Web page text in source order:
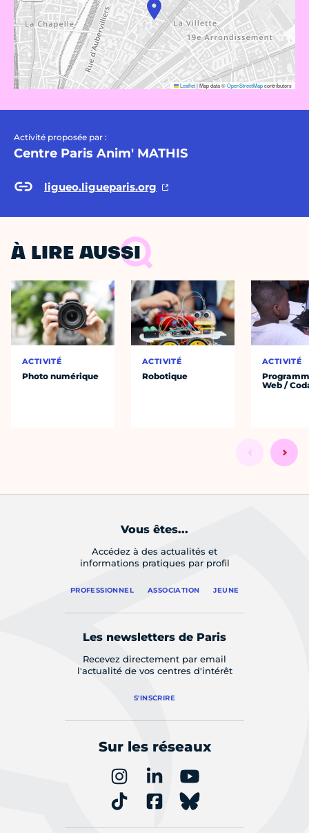
Leaflet|Map data ©OpenStreetMapcontributors
Activité proposée par :
Centre Paris Anim' MATHIS
ligueo.ligueparis.org
À LIRE AUSSI
ACTIVITÉ
Photo numérique
ACTIVITÉ
Robotique
ACTIVITÉ
Web /
Vous êtes...
Accédez à des actualités et
informations pratiques par profil
PROFESSIONNEL ASSOCIATION JEUNE
Les newsletters de Paris
Recevez directement par email
l'actualité de vos centres d'intérêt
S'INSCRIRE
Sur les réseaux